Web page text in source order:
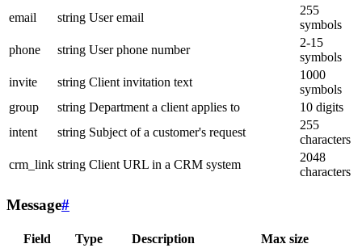
email
string User email
255
symbols
phone
string User phone number
2-15
symbols
invite
string Client invitation text
1000
symbols
group
string Department a client applies to
10 digits
intent
string Subject of a customer's request
255
characters
crm_link string Client URL in a CRM system
2048
characters
Message#
Field Type Description Max size